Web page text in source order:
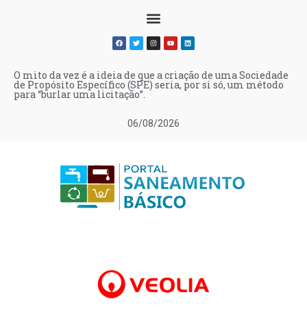
06/08/2026
O mito da vez é a ideia de que a criação de uma Sociedade
de Propósito Específico (SPE) seria, por si só, um método
para “burlar uma licitação”.